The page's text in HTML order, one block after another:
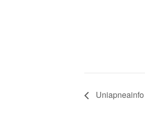
Uniapneainfo